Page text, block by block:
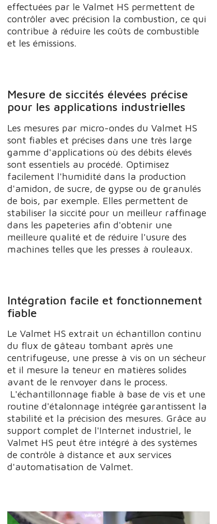
effectuées par le Valmet HS permettent de
contrôler avec précision la combustion, ce qui
contribue à réduire les coûts de combustible
et les émissions.
Mesure de siccités élevées précise
pour les applications industrielles
Les mesures par micro-ondes du Valmet HS
sont fiables et précises dans une très large
gamme d'applications où des débits élevés
sont essentiels au procédé. Optimisez
facilement l'humidité dans la production
d'amidon, de sucre, de gypse ou de granulés
de bois, par exemple. Elles permettent de
stabiliser la siccité pour un meilleur raffinage
dans les papeteries afin d'obtenir une
meilleure qualité et de réduire l'usure des
machines telles que les presses à rouleaux.
Intégration facile et fonctionnement
fiable
Le Valmet HS extrait un échantillon continu
du flux de gâteau tombant après une
centrifugeuse, une presse à vis on un sécheur
et il mesure la teneur en matières solides
avant de le renvoyer dans le process.
L'échantillonnage fiable à base de vis et une
routine d'étalonnage intégrée garantissent la
stabilité et la précision des mesures. Grâce au
support complet de l'Internet industriel, le
Valmet HS peut être intégré à des systèmes
de contrôle à distance et aux services
d'automatisation de Valmet.